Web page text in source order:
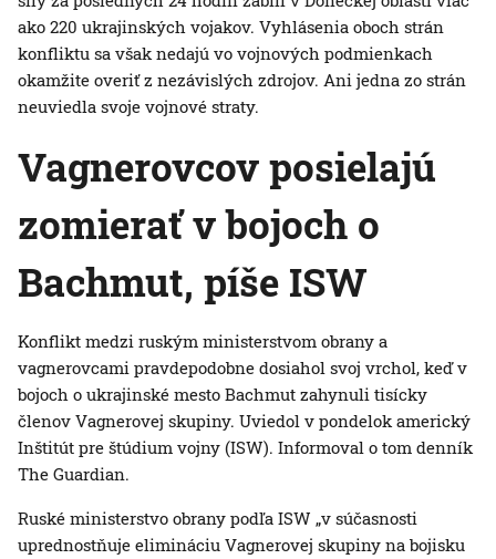
ako 220 ukrajinských vojakov. Vyhlásenia oboch strán
konfliktu sa však nedajú vo vojnových podmienkach
okamžite overiť z nezávislých zdrojov. Ani jedna zo strán
neuviedla svoje vojnové straty.
Vagnerovcov posielajú
zomierať v bojoch o
Bachmut, píše ISW
Konflikt medzi ruským ministerstvom obrany a
vagnerovcami pravdepodobne dosiahol svoj vrchol, keď v
bojoch o ukrajinské mesto Bachmut zahynuli tisícky
členov Vagnerovej skupiny. Uviedol v pondelok americký
Inštitút pre štúdium vojny (ISW). Informoval o tom denník
The Guardian.
Ruské ministerstvo obrany podľa ISW „v súčasnosti
uprednostňuje elimináciu Vagnerovej skupiny na bojisku